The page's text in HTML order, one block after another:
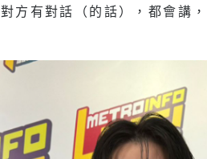
方有對話（的話），都會講